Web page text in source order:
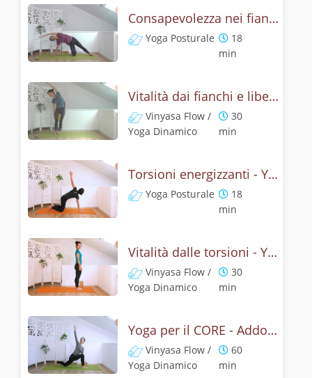
Consapevolezza nei fianchi - Yoga
Yoga Posturale
18
min
Vitalità dai fianchi e libertà del respiro - Yoga core
Vinyasa Flow /
Yoga Dinamico
30
min
Torsioni energizzanti - Yoga posturale per schiena e addominali
Yoga Posturale
18
min
Vitalità dalle torsioni - Yoga e respiro per il core
Vinyasa Flow /
Yoga Dinamico
30
min
Yoga per il CORE - Addominali attivi con le torsioni
Vinyasa Flow /
Yoga Dinamico
60
min